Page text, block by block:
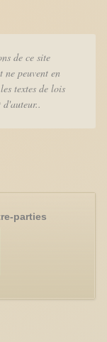
de ce site
peuvent en
textes de lois
parties